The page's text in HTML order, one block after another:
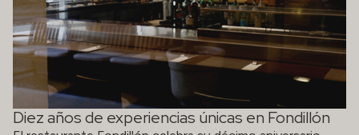
Diez años de experiencias únicas en Fondillón